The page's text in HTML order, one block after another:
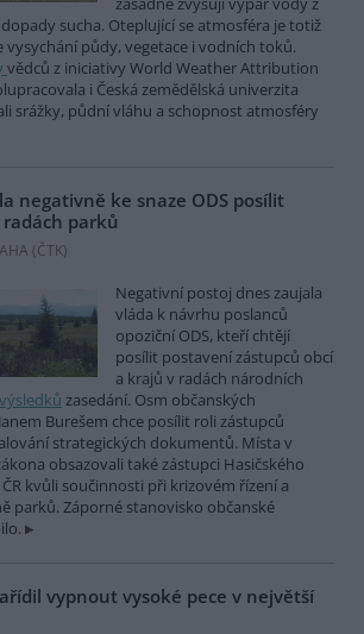
sucha. Oteplující se atmosféra je totiž
vysychání půdy, vegetace i vodních toků.
vědců z iniciativy World Weather Attribution
i Česká zemědělská univerzita
srážky, půdní vláhu a schopnost atmosféry
negativně ke snaze ODS posílit
parků
(ČTK)
Negativní postoj dnes zaujala
vláda k návrhu poslanců
opoziční ODS, kteří chtějí
posílit postavení zástupců obcí
a krajů v radách národních
výsledků zasedání. Osm občanských
Burešem chce posílit roli zástupců
strategických dokumentů. Místa v
obsazovali také zástupci Hasičského
kvůli součinnosti při krizovém řízení a
parků. Záporné stanovisko občanské
vypnout vysoké pece v největší